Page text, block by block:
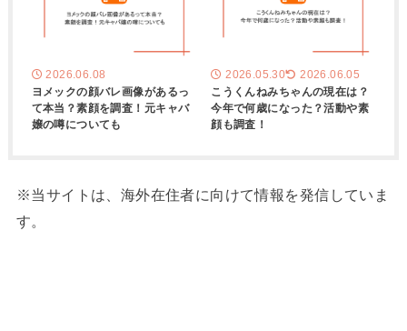
2026.06.08
ヨメックの顔バレ画像があるっ
て本当？素顔を調査！元キャバ
嬢の噂についても
2026.05.30 2026.06.05
こうくんねみちゃんの現在は？
今年で何歳になった？活動や素
顔も調査！
※当サイトは、海外在住者に向けて情報を発信していま
す。